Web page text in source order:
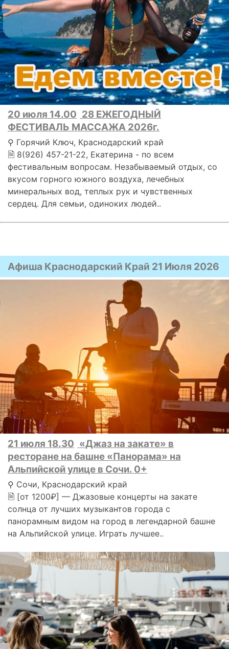
20 июля 14.00 28 ЕЖЕГОДНЫЙ
ФЕСТИВАЛЬ МАССАЖА 2026г.
⚲ Горячий Ключ, Краснодарский край
🗎 8(926) 457-21-22, Екатерина - по всем
фестивальным вопросам. Незабываемый отдых, со
вкусом горного южного воздуха, лечебных
минеральных вод, теплых рук и чувственных
сердец. Для семьи, одиноких людей..
Афиша Краснодарский Край 21 Июля 2026
21 июля 18.30 «Джаз на закате» в
ресторане на башне «Панорама» на
Альпийской улице в Сочи. 0+
⚲ Сочи, Краснодарский край
🗎 [от 1200₽] — Джазовые концерты на закате
солнца от лучших музыкантов города с
панорамным видом на город в легендарной башне
на Альпийской улице. Играть лучшее..